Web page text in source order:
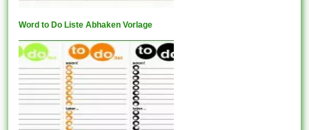
Word to Do Liste Abhaken Vorlage